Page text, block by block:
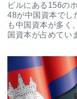
ビルにある156の
48が中国資本でし
も中国資本が多く
国資本が占めてい